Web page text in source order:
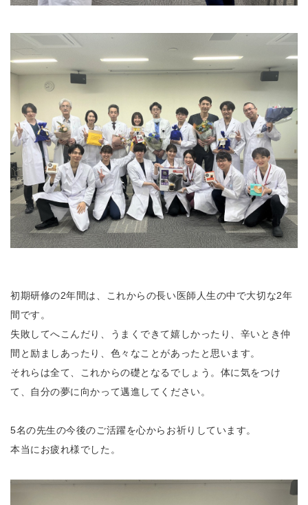
初期研修の2年間は、これからの長い医師人生の中で大切な2年
間です。
失敗してへこんだり、うまくできて嬉しかったり、辛いとき仲
間と励ましあったり、色々なことがあったと思います。
それらは全て、これからの礎となるでしょう。体に気をつけ
て、自分の夢に向かって邁進してください。
5名の先生の今後のご活躍を心からお祈りしています。
本当にお疲れ様でした。